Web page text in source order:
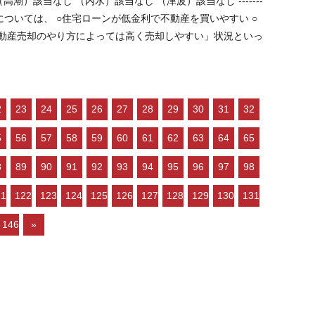
23 24 25 26 27 28 29 30 31 32
56 57 58 59 60 61 62 63 64 65
89 90 91 92 93 94 95 96 97 98
122 123 124 125 126 127 128 129 130 131
146 »